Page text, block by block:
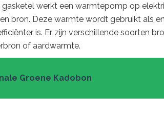
werkt een warmtepomp op
bron. Deze warmte wordt gebruikt als
is. Er zijn verschillende soorten
of aardwarmte.
Groene Kadobon